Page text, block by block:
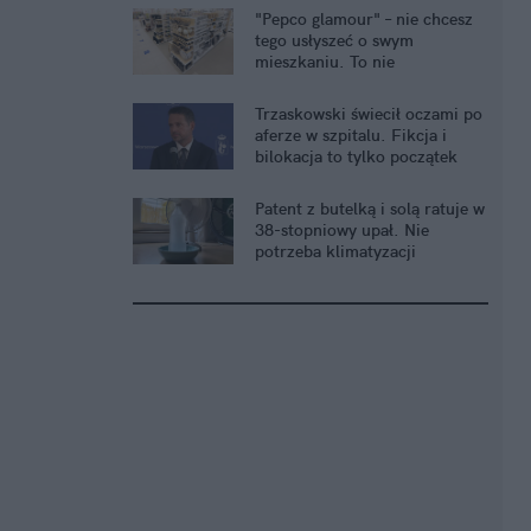
"Pepco glamour" – nie chcesz
tego usłyszeć o swym
mieszkaniu. To nie
Trzaskowski świecił oczami po
aferze w szpitalu. Fikcja i
bilokacja to tylko początek
Patent z butelką i solą ratuje w
38-stopniowy upał. Nie
potrzeba klimatyzacji